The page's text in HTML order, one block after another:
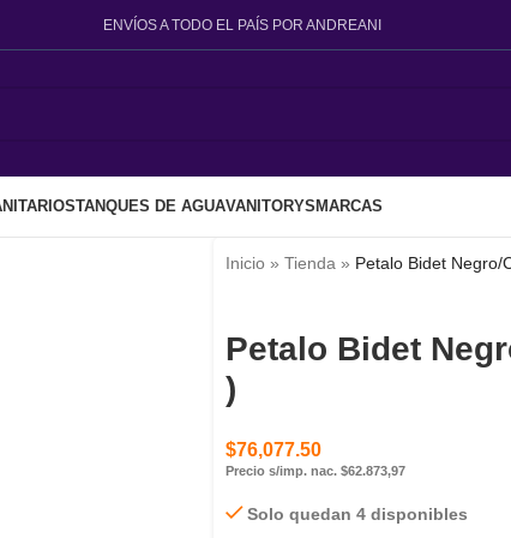
ENVÍOS A TODO EL PAÍS POR ANDREANI
TANQUES DE AGUAVANITORYS MARCAS
Inicio » Tienda » Petalo Bidet Negro/
Petalo Bidet
)
$76,077.50
Precio s/imp. nac. $62.873,97
Solo quedan 4 disponibles